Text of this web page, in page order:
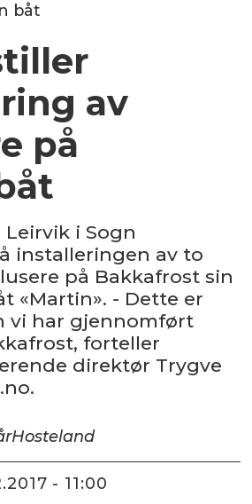
båt
av
på
Leirvik i Sogn
installeringen av to
på Bakkafrost sin
«Martin». - Dette er
vi har gjennomført
forteller
direktør Trygve
Hosteland
- 11:00